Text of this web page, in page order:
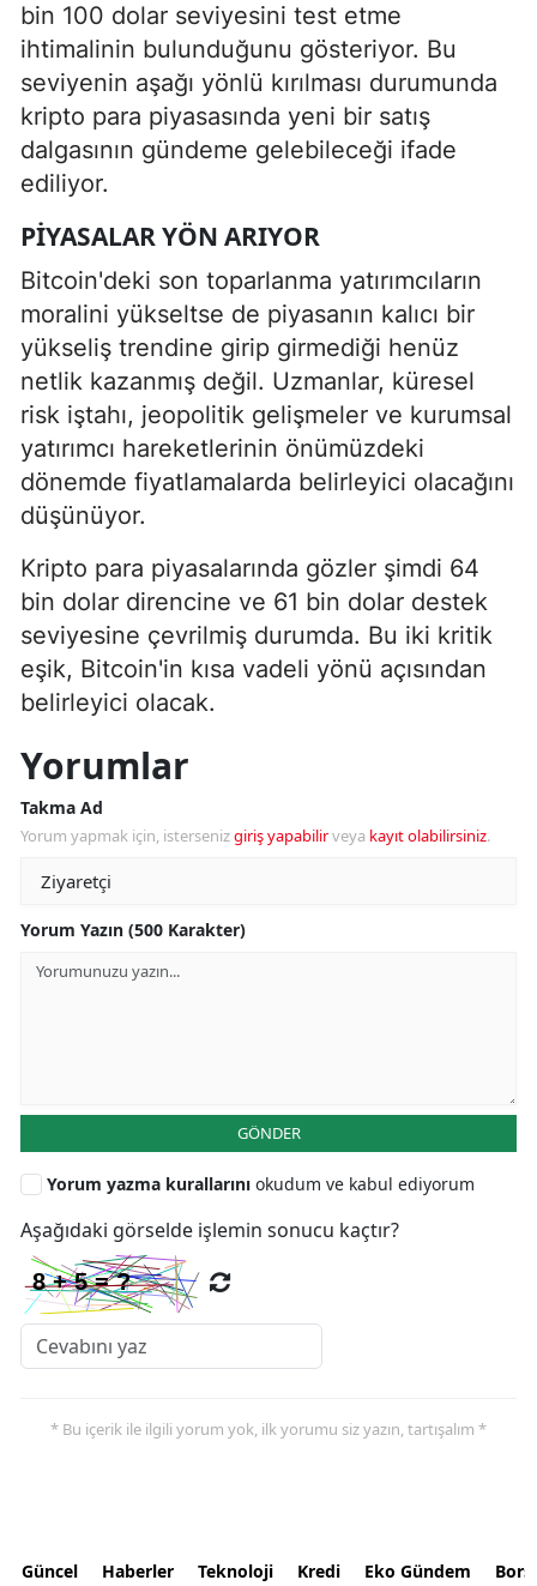
bin 100 dolar seviyesini test etme
ihtimalinin bulunduğunu gösteriyor. Bu
seviyenin aşağı yönlü kırılması durumunda
kripto para piyasasında yeni bir satış
dalgasının gündeme gelebileceği ifade
ediliyor.
PIYASALAR YÖN ARIYOR
Bitcoin'deki son toparlanma yatırımcıların
moralini yükseltse de piyasanın kalıcı bir
yükseliş trendine girip girmediği henüz
netlik kazanmış değil. Uzmanlar, küresel
risk iştahı, jeopolitik gelişmeler ve kurumsal
yatırımcı hareketlerinin önümüzdeki
dönemde fiyatlamalarda belirleyici olacağını
düşünüyor.
Kripto para piyasalarında gözler şimdi 64
bin dolar direncine ve 61 bin dolar destek
seviyesine çevrilmiş durumda. Bu iki kritik
eşik, Bitcoin'in kısa vadeli yönü açısından
belirleyici olacak.
Yorumlar
Takma Ad
Yorum yapmak için, istersenizgiriş yapabilirveya kayıt olabilirsiniz.
Yorum Yazın (500 Karakter)
GÖNDER
Yorum yazma kurallarını okudum ve kabul ediyorum
Aşağıdaki görselde işlemin sonucu kaçtır?
* Bu içerik ile ilgili yorum yok, ilk yorumu siz yazın, tartışalım *
Güncel Haberler Teknoloji Kredi Eko Gündem